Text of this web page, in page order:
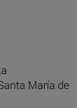
María de